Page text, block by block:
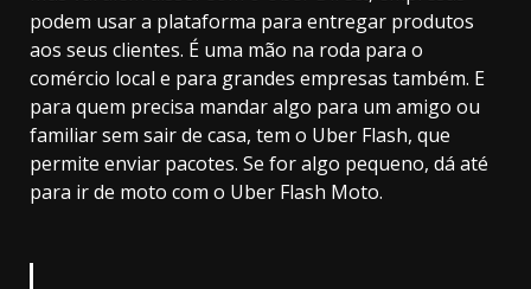
podem usar a plataforma para entregar produtos
aos seus clientes. É uma mão na roda para o
comércio local e para grandes empresas também. E
para quem precisa mandar algo para um amigo ou
familiar sem sair de casa, tem o Uber Flash, que
permite enviar pacotes. Se for algo pequeno, dá até
para ir de moto com o Uber Flash Moto.